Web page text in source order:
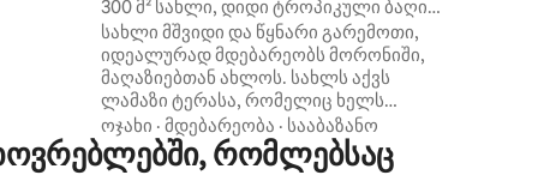
300 მ² სახლი, დიდი ტროპიკული ბაღი -
მორონი
სახლი მშვიდი და წყნარი გარემოთი,
იდეალურად მდებარეობს მორონიში,
მაღაზიებთან ახლოს. სახლს აქვს
ლამაზი ტერასა, რომელიც ხელს
უწყობს დასვენებას. ეს საცხოვრებელი
ნამდვილი თავშესაფარია, რომელსაც
აქვს მშვიდი ატმოსფერო და
ოჯახი · მდებარეობა · სააბაზანო
რომლებსაც